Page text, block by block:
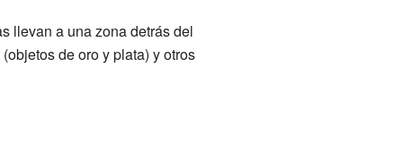
llevan a una zona detrás del
(objetos de oro y plata) y otros